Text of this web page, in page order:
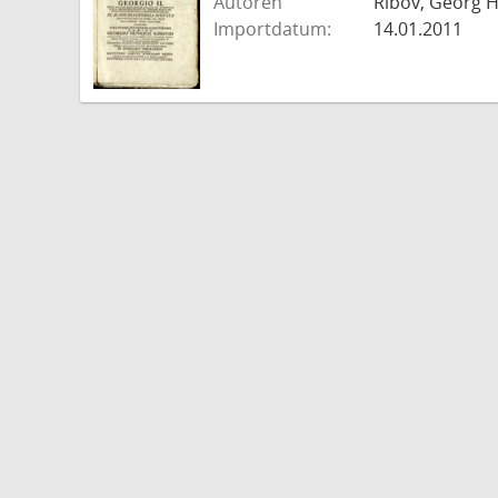
Importdatum:
14.01.2011